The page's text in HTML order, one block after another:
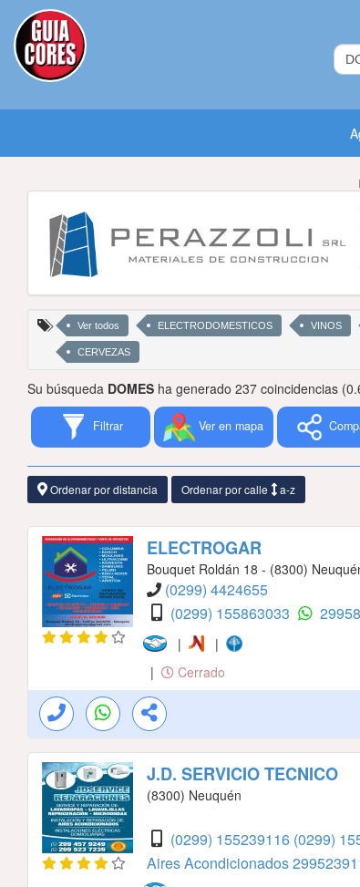
Ver todos ELECTRODOMESTICOS VINOS
CERVEZAS
Su búsqueda DOMES ha generado 237 coincidencias
Filtrar Ver en mapa
Ordenar por distancia Ordenar por calle a-z
ELECTROGAR
Bouquet Roldán 18 - (8300)
(0299) 4424655
(0299) 155863033
|
|
|
Cerrado
J.D. SERVICIO TECNICO
(8300) Neuquén
(0299) 155239116 (0299)
Aires Acondicionados